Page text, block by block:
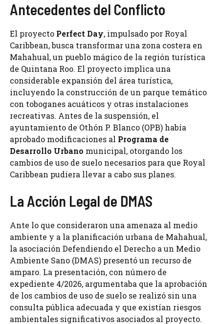
Antecedentes del Conflicto
El proyecto Perfect Day, impulsado por Royal
Caribbean, busca transformar una zona costera en
Mahahual, un pueblo mágico de la región turística
de Quintana Roo. El proyecto implica una
considerable expansión del área turística,
incluyendo la construcción de un parque temático
con toboganes acuáticos y otras instalaciones
recreativas. Antes de la suspensión, el
ayuntamiento de Othón P. Blanco (OPB) había
aprobado modificaciones al Programa de
Desarrollo Urbano municipal, otorgando los
cambios de uso de suelo necesarios para que Royal
Caribbean pudiera llevar a cabo sus planes.
La Acción Legal de DMAS
Ante lo que consideraron una amenaza al medio
ambiente y a la planificación urbana de Mahahual,
la asociación Defendiendo el Derecho a un Medio
Ambiente Sano (DMAS) presentó un recurso de
amparo. La presentación, con número de
expediente 4/2026, argumentaba que la aprobación
de los cambios de uso de suelo se realizó sin una
consulta pública adecuada y que existían riesgos
ambientales significativos asociados al proyecto.